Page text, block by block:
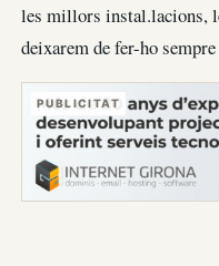
les millors instal.lacions,
deixarem de fer-ho
PUBLICITAT